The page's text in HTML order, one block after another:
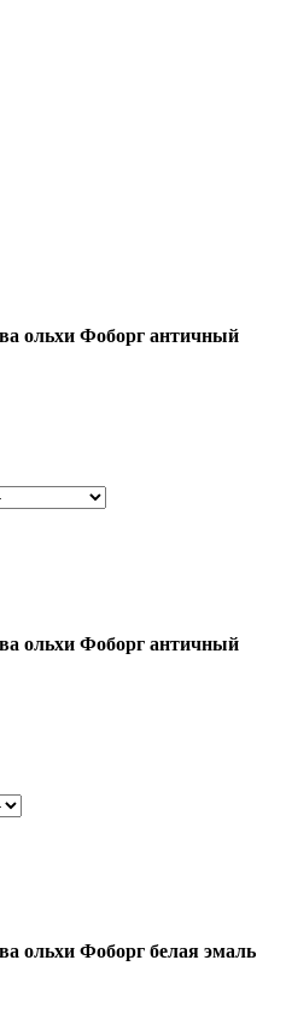
ольхи Фоборг античный
ольхи Фоборг античный
ольхи Фоборг белая эмаль